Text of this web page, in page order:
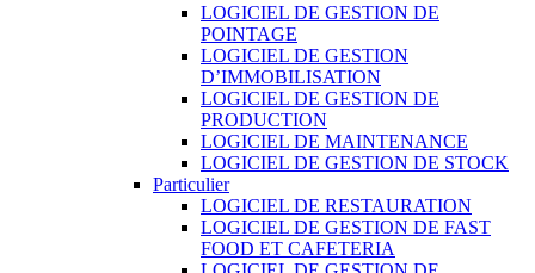
LOGICIEL DE GESTION DE
POINTAGE
LOGICIEL DE GESTION
D’IMMOBILISATION
LOGICIEL DE GESTION DE
PRODUCTION
LOGICIEL DE MAINTENANCE
LOGICIEL DE GESTION DE STOCK
Particulier
LOGICIEL DE RESTAURATION
LOGICIEL DE GESTION DE FAST
FOOD ET CAFETERIA